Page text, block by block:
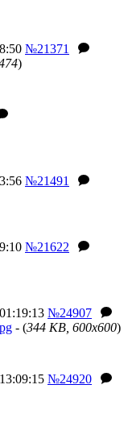
№21371
)
№21491
№21622
№24907
- (344 KB, 600x600)
№24920